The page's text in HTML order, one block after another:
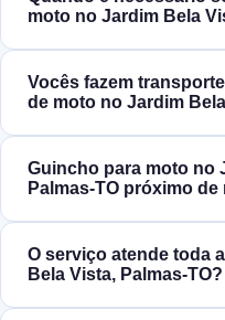
moto no Jardim Bela
Vocês fazem
de moto no Jardim
Guincho para moto no
Palmas‑TO próximo
O serviço atende toda
Bela Vista, Palmas‑TO?